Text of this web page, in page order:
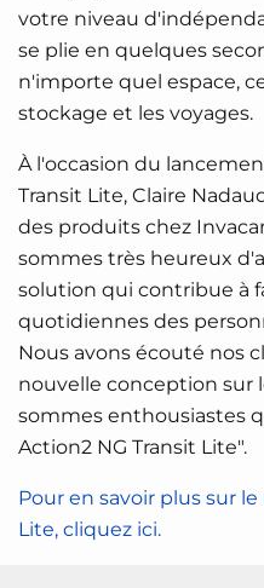
votre niveau
se plie en quelques
n'importe quel espace,
stockage et les voyages.
À l'occasion du
Transit Lite, Claire
des produits chez
sommes très heureux
solution qui contribue à
quotidiennes des
Nous avons écouté nos
nouvelle conception sur
sommes enthousiastes
Action2 NG Transit Lite".
Pour en savoir plus sur
Lite, cliquez ici.